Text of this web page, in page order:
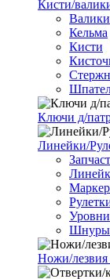
Кисти/
Валики
Кельма
Кисти
Ключи д/
Линейки/
Уровни
Ножи/лезвия